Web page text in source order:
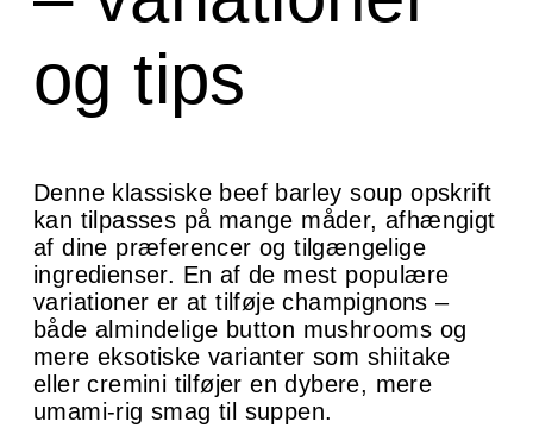
og tips
Denne klassiske beef barley soup opskrift
kan tilpasses på mange måder, afhængigt
af dine præferencer og tilgængelige
ingredienser. En af de mest populære
variationer er at tilføje champignons –
både almindelige button mushrooms og
mere eksotiske varianter som shiitake
eller cremini tilføjer en dybere, mere
umami-rig smag til suppen.